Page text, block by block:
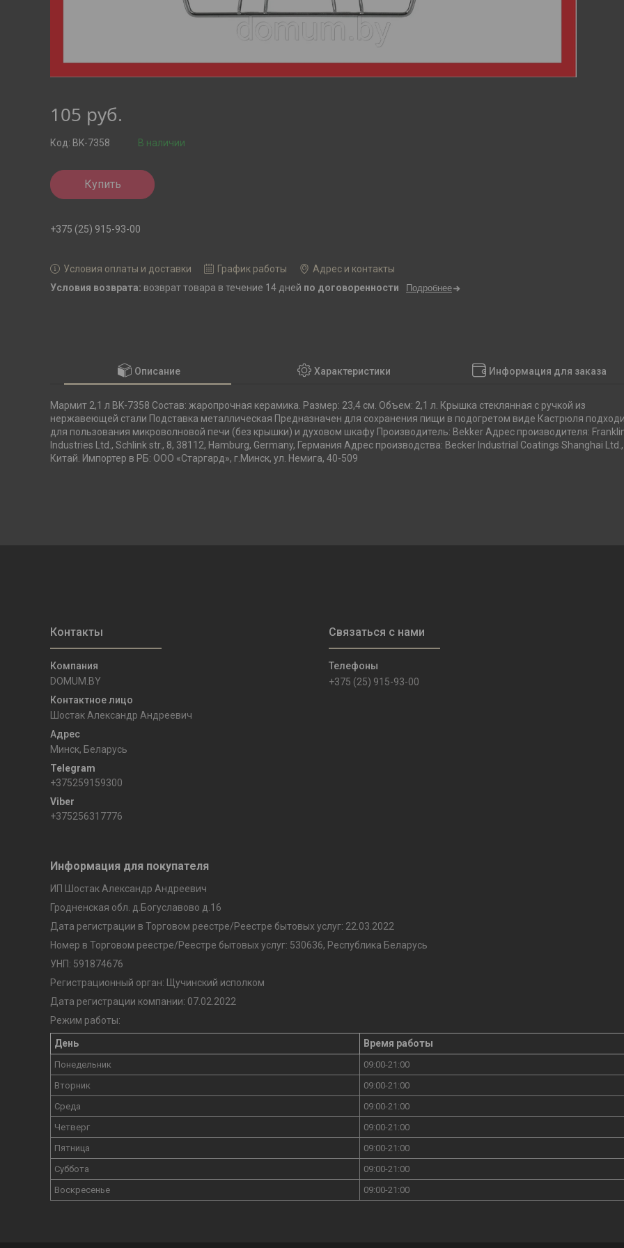
105 руб.
В наличии
Код: BK-7358
Купить
+375 (25) 915-93-00
Условия оплаты и доставки График работы
Адрес и контакты
возврат товара в течение 14 дней по договоренности Подробнее
Описание Характеристики Информация для заказа
Мармит 2,1 л BK-7358 Состав: жаропрочная керамика. Размер: 23,4 см. Объем: 2,1 л. Крышка стеклянная с ручкой из
нержавеющей стали Подставка металлическая Предназначен для сохранения пищи в подогретом виде Кастрюля
для пользования микроволновой печи (без крышки) и духовом шкафу Производитель: Bekker Адрес производителя:
Industries Ltd., Schlink str., 8, 38112, Hamburg, Germany, Германия Адрес производства: Becker Industrial Coatings Shanghai Ltd.,
Китай. Импортер в РБ: ООО «Старгард», г.Минск, ул. Немига, 40-509
DOMUM.BY
Шостак Александр Андреевич
Минск, Беларусь
+375259159300
+375256317776
+375 (25) 915-93-00
Информация для покупателя
ИП Шостак Александр Андреевич
Гродненская обл. д.Богуславово д.16
Дата регистрации в Торговом реестре/Реестре бытовых услуг: 22.03.2022
Номер в Торговом реестре/Реестре бытовых услуг: 530636, Республика Беларусь
УНП: 591874676
Регистрационный орган: Щучинский исполком
Дата регистрации компании: 07.02.2022
Режим работы:
День Время работы
Понедельник
09:00-21:00
Вторник
09:00-21:00
Среда
09:00-21:00
Четверг
09:00-21:00
Пятница
09:00-21:00
Суббота
09:00-21:00
Воскресенье
09:00-21:00